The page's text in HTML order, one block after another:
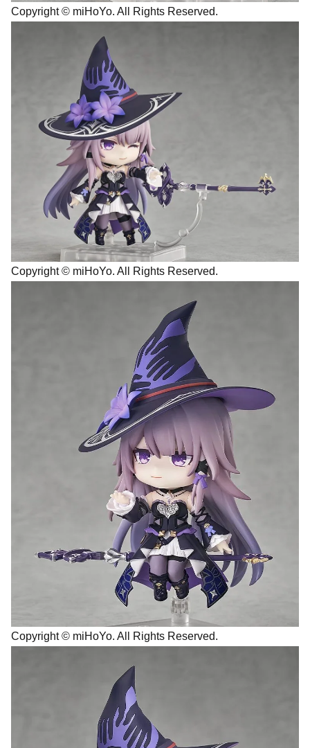
Copyright © miHoYo. All Rights Reserved.
Copyright © miHoYo. All Rights Reserved.
Copyright © miHoYo. All Rights Reserved.